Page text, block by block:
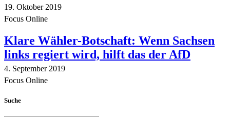
19. Oktober 2019
Focus Online
Klare Wähler-Botschaft: Wenn Sachsen
links regiert wird, hilft das der AfD
4. September 2019
Focus Online
Suche